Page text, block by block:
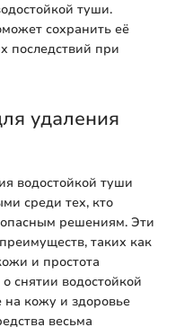
туши.
сохранить её
последствий при
удаления
водостойкой туши
среди тех, кто
решениям. Эти
таких как
и простота
снятии водостойкой
кожу и здоровье
весьма